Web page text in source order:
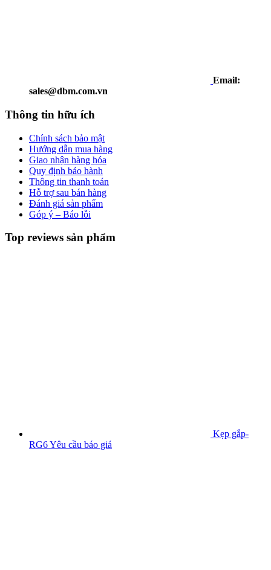
Email:
sales@dbm.com.vn
Thông tin hữu ích
Chính sách bảo mật
Hướng dẫn mua hàng
Giao nhận hàng hóa
Quy định bảo hành
Thông tin thanh toán
Hỗ trợ sau bán hàng
Đánh giá sản phẩm
Góp ý – Báo lỗi
Top reviews sản phẩm
Kẹp gắp-
RG6Yêu cầu báo giá